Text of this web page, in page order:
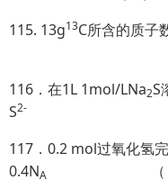
115. 13g13C所含的质子
（
116．在1L 1mol/LNa2S
S2-
（
117．0.2 mol过氧化氢
0.4NA （